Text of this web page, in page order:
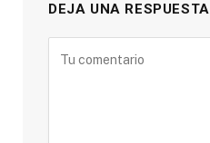
DEJA UNA RESPUESTA